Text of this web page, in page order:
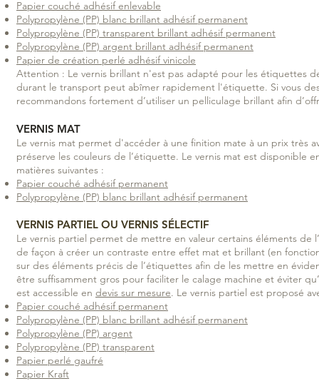
Papier couché adhésif enlevable
Polypropylène (PP) blanc brillant adhésif permanent
Polypropylène (PP) transparent brillant adhésif permanent
Polypropylène (PP) argent brillant adhésif permanent
Papier de création perlé adhésif vinicole
Attention : Le vernis brillant n'est pas adapté pour les étiquettes
durant le transport peut abîmer rapidement l'étiquette. Si vous
recommandons fortement d’utiliser un pelliculage brillant afin
VERNIS MAT
Le vernis mat permet d'accéder à une finition mate à un prix très
préserve les couleurs de l’étiquette. Le vernis mat est disponible
matières suivantes :
Papier couché adhésif permanent
Polypropylène (PP) blanc brillant adhésif permanent
VERNIS PARTIEL OU VERNIS SÉLECTIF
Le vernis partiel permet de mettre en valeur certains éléments
de façon à créer un contraste entre effet mat et brillant (en
sur des éléments précis de l’étiquettes afin de les mettre en
être suffisamment gros pour faciliter le calage machine et éviter
est accessible en devis sur mesure. Le vernis partiel est proposé
Papier couché adhésif permanent
Polypropylène (PP) blanc brillant adhésif permanent
Polypropylène (PP) argent
Polypropylène (PP) transparent
Papier perlé gaufré
Papier Kraft